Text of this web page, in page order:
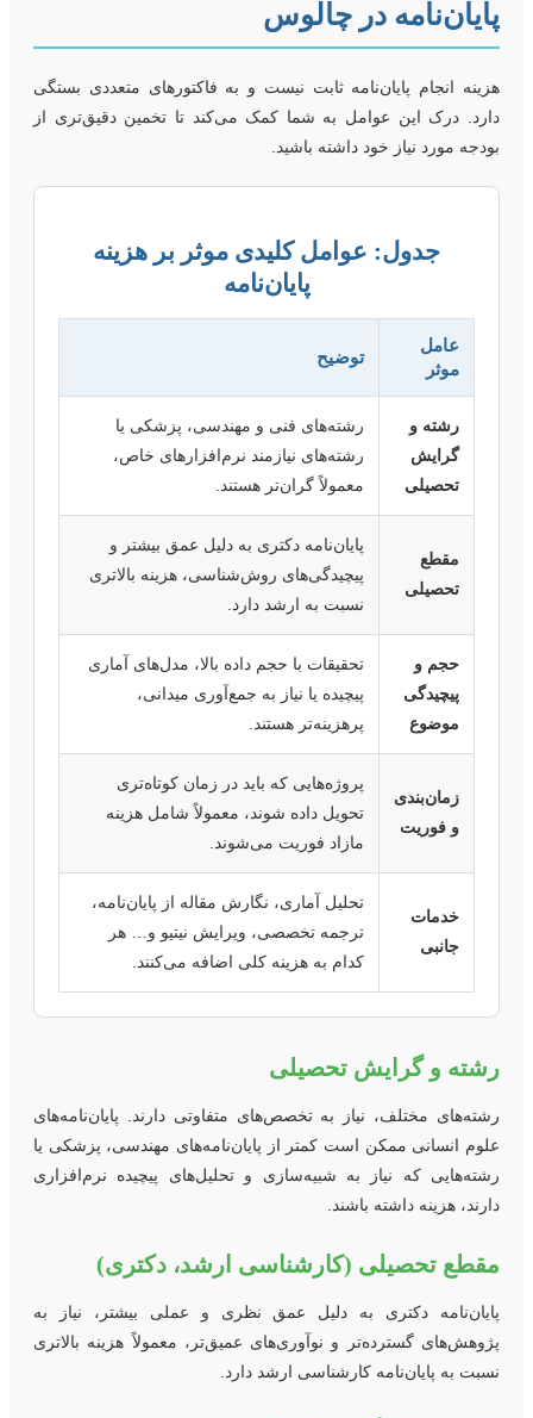
در چالوس
انجام پایان‌نامه ثابت نیست و به فاکتورهای متعددی بستگی
درک این عوامل به شما کمک می‌کند تا تخمین دقیق‌تری از
مورد نیاز خود داشته باشید.
جدول: عوامل کلیدی موثر بر هزینه
پایان‌نامه
توضیح
رشته و
گرایش
تحصیلی
رشته‌های فنی و مهندسی، پزشکی یا
رشته‌های نیازمند نرم‌افزارهای خاص،
معمولاً گران‌تر هستند.
تحصیلی
پایان‌نامه دکتری به دلیل عمق بیشتر و
پیچیدگی‌های روش‌شناسی، هزینه بالاتری
نسبت به ارشد دارد.
حجم و
پیچیدگی
موضوع
تحقیقات با حجم داده بالا، مدل‌های آماری
پیچیده یا نیاز به جمع‌آوری میدانی،
پرهزینه‌تر هستند.
زمان‌بندی
و فوریت
پروژه‌هایی که باید در زمان کوتاه‌تری
تحویل داده شوند، معمولاً شامل هزینه
مازاد فوریت می‌شوند.
خدمات
جانبی
تحلیل آماری، نگارش مقاله از پایان‌نامه،
ترجمه تخصصی، ویرایش نیتیو و… هر
کدام به هزینه کلی اضافه می‌کنند.
و گرایش تحصیلی
مختلف، نیاز به تخصص‌های متفاوتی دارند. پایان‌نامه‌های
انسانی ممکن است کمتر از پایان‌نامه‌های مهندسی، پزشکی یا
که نیاز به شبیه‌سازی و تحلیل‌های پیچیده نرم‌افزاری
هزینه داشته باشند.
تحصیلی (کارشناسی ارشد، دکتری)
دکتری به دلیل عمق نظری و عملی بیشتر، نیاز به
گسترده‌تر و نوآوری‌های عمیق‌تر، معمولاً هزینه بالاتری
به پایان‌نامه کارشناسی ارشد دارد.